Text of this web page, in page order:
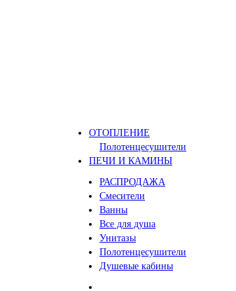
ОТОПЛЕНИЕ
Полотенцесушители
ПЕЧИ И КАМИНЫ
РАСПРОДАЖА
Смесители
Ванны
Все для душа
Унитазы
Полотенцесушители
Душевые кабины